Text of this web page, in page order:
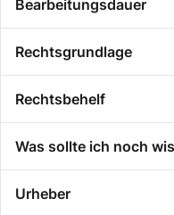
Bearbeitungsdauer
Rechtsgrundlage
Rechtsbehelf
Was sollte ich noch
Urheber